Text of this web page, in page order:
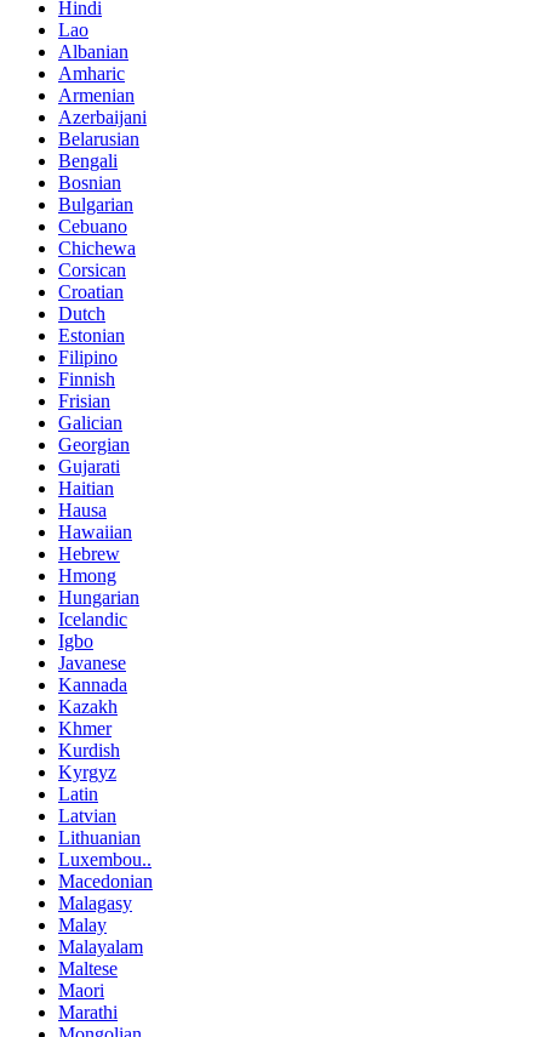
Hindi
Lao
Albanian
Amharic
Armenian
Azerbaijani
Belarusian
Bengali
Bosnian
Bulgarian
Cebuano
Chichewa
Corsican
Croatian
Dutch
Estonian
Filipino
Finnish
Frisian
Galician
Georgian
Gujarati
Haitian
Hausa
Hawaiian
Hebrew
Hmong
Hungarian
Icelandic
Igbo
Javanese
Kannada
Kazakh
Khmer
Kurdish
Kyrgyz
Latin
Latvian
Lithuanian
Luxembou..
Macedonian
Malagasy
Malay
Malayalam
Maltese
Maori
Marathi